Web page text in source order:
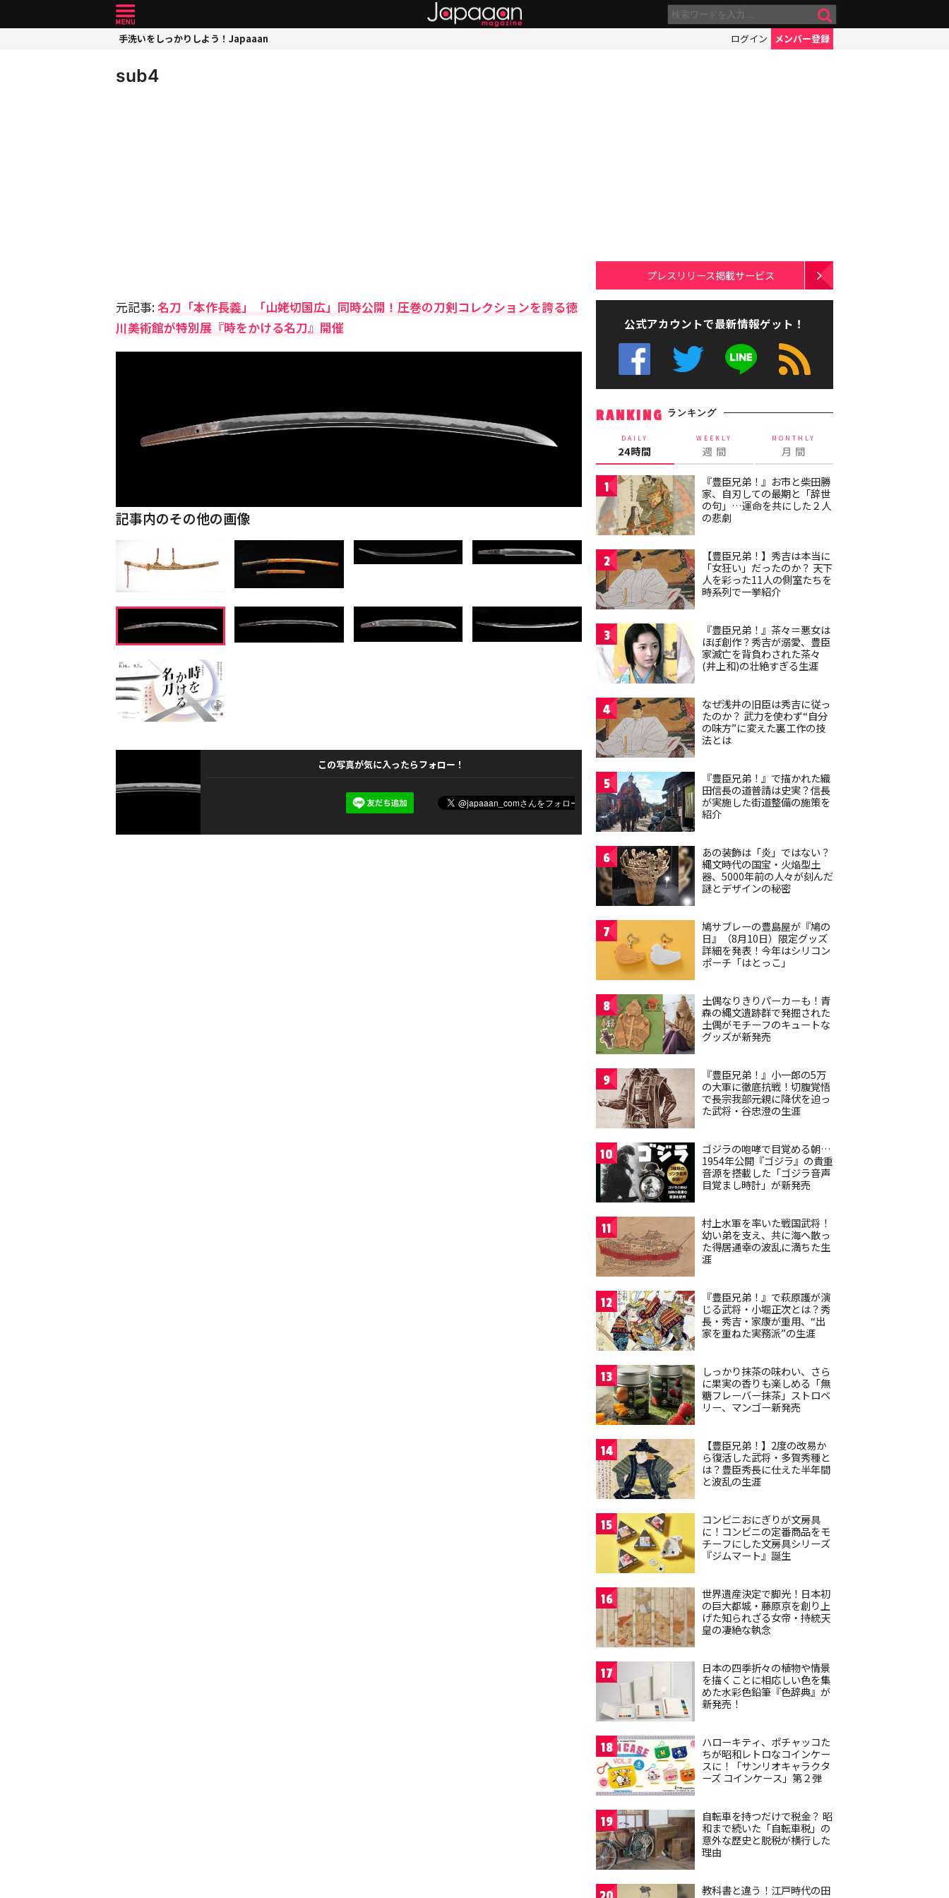
手洗いをしっかりしよう！Japaaan ログイン メンバー登録
sub4
元記事:名刀「本作長義」「山姥切国広」同時公開！圧巻の刀剣コレクションを誇る徳
川美術館が特別展『時をかける名刀』開催
記事内のその他の画像
この写真が気に入ったらフォロー！
プレスリリース掲載サービス
公式アカウントで最新情報ゲット！
RANKING ランキング
DAILY
24時間
WEEKLY
週 間
MONTHLY
月 間
1
『豊臣兄弟！』お市と柴田勝
家、自刃しての最期と「辞世
の句」…運命を共にした２人
の悲劇
2
【豊臣兄弟！】秀吉は本当に
「女狂い」だったのか？ 天下
人を彩った11人の側室たちを
時系列で一挙紹介
3
『豊臣兄弟！』茶々＝悪女は
ほぼ創作？秀吉が溺愛、豊臣
家滅亡を背負わされた茶々
(井上和)の壮絶すぎる生涯
4
なぜ浅井の旧臣は秀吉に従っ
たのか？ 武力を使わず“自分
の味方”に変えた裏工作の技
法とは
5
『豊臣兄弟！』で描かれた織
田信長の道普請は史実？信長
が実施した街道整備の施策を
紹介
6
あの装飾は「炎」ではない？
縄文時代の国宝・火焔型土
器、5000年前の人々が刻んだ
謎とデザインの秘密
7
鳩サブレーの豊島屋が『鳩の
日』（8月10日）限定グッズ
詳細を発表！今年はシリコン
ポーチ「はとっこ」
8
土偶なりきりパーカーも！青
森の縄文遺跡群で発掘された
土偶がモチーフのキュートな
グッズが新発売
9
『豊臣兄弟！』小一郎の5万
の大軍に徹底抗戦！切腹覚悟
で長宗我部元親に降伏を迫っ
た武将・谷忠澄の生涯
10
ゴジラの咆哮で目覚める朝…
1954年公開『ゴジラ』の貴重
音源を搭載した「ゴジラ音声
目覚まし時計」が新発売
11
村上水軍を率いた戦国武将！
幼い弟を支え、共に海へ散っ
た得居通幸の波乱に満ちた生
涯
12
『豊臣兄弟！』で萩原護が演
じる武将・小堀正次とは？秀
長・秀吉・家康が重用、“出
家を重ねた実務派”の生涯
13
しっかり抹茶の味わい、さら
に果実の香りも楽しめる「無
糖フレーバー抹茶」ストロベ
リー、マンゴー新発売
14
【豊臣兄弟！】2度の改易か
ら復活した武将・多賀秀種と
は？豊臣秀長に仕えた半年間
と波乱の生涯
15
コンビニおにぎりが文房具
に！コンビニの定番商品をモ
チーフにした文房具シリーズ
『ジムマート』誕生
16
世界遺産決定で脚光！日本初
の巨大都城・藤原京を創り上
げた知られざる女帝・持統天
皇の凄絶な執念
17
日本の四季折々の植物や情景
を描くことに相応しい色を集
めた水彩色鉛筆『色辞典』が
新発売！
18
ハローキティ、ポチャッコた
ちが昭和レトロなコインケー
スに！「サンリオキャラクタ
ーズ コインケース」第２弾
19
自転車を持つだけで税金？ 昭
和まで続いた「自転車税」の
意外な歴史と脱税が横行した
理由
教科書と違う！江戸時代の田